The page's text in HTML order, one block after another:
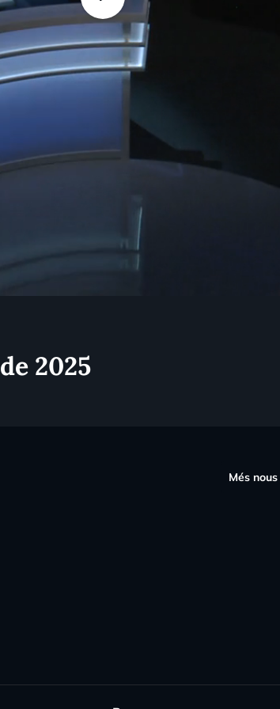
2025
Més nous